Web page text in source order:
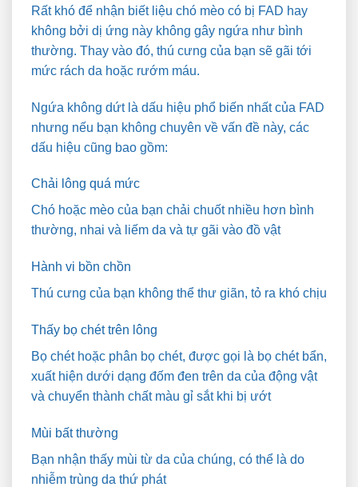
Rất khó để nhận biết liệu chó mèo có bị FAD hay
không bởi dị ứng này không gây ngứa như bình
thường. Thay vào đó, thú cưng của bạn sẽ gãi tới
mức rách da hoặc rướm máu.
Ngứa không dứt là dấu hiệu phổ biến nhất của FAD
nhưng nếu bạn không chuyên về vấn đề này, các
dấu hiệu cũng bao gồm:
Chải lông quá mức
Chó hoặc mèo của bạn chải chuốt nhiều hơn bình
thường, nhai và liếm da và tự gãi vào đồ vật
Hành vi bồn chồn
Thú cưng của bạn không thể thư giãn, tỏ ra khó chịu
Thấy bọ chét trên lông
Bọ chét hoặc phân bọ chét, được gọi là bọ chét bẩn,
xuất hiện dưới dạng đốm đen trên da của động vật
và chuyển thành chất màu gỉ sắt khi bị ướt
Mùi bất thường
Bạn nhận thấy mùi từ da của chúng, có thể là do
nhiễm trùng da thứ phát